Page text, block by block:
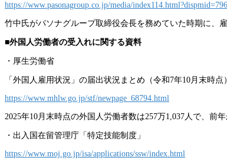
https://www.pasonagroup.co.jp/media/
竹中氏がパソナグループ取締役会長を務めていた時期に、
■外国人労働者の受入れに関する資料
・厚生労働省
「外国人雇用状況」の届出状況まとめ（令和7年10月末時点）
https://www.mhlw.go.jp/stf/newpage_68794.html
2025年10月末時点の外国人労働者数は257万1,037人で、前
・出入国在留管理庁「特定技能制度」
https://www.moj.go.jp/isa/applications/ssw/index.html